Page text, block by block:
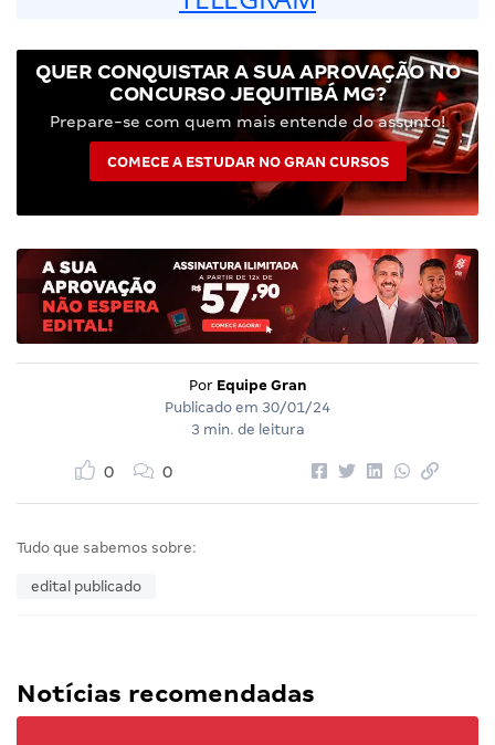
QUER CONQUISTAR A SUA APROVAÇÃO NO
CONCURSO JEQUITIBÁ MG?
Prepare-se com quem mais entende do assunto!
COMECE A ESTUDAR NO GRAN CURSOS
Por Equipe Gran
Publicado em 30/01/24
3 min. de leitura
0 0
Tudo que sabemos sobre:
edital publicado
Notícias recomendadas